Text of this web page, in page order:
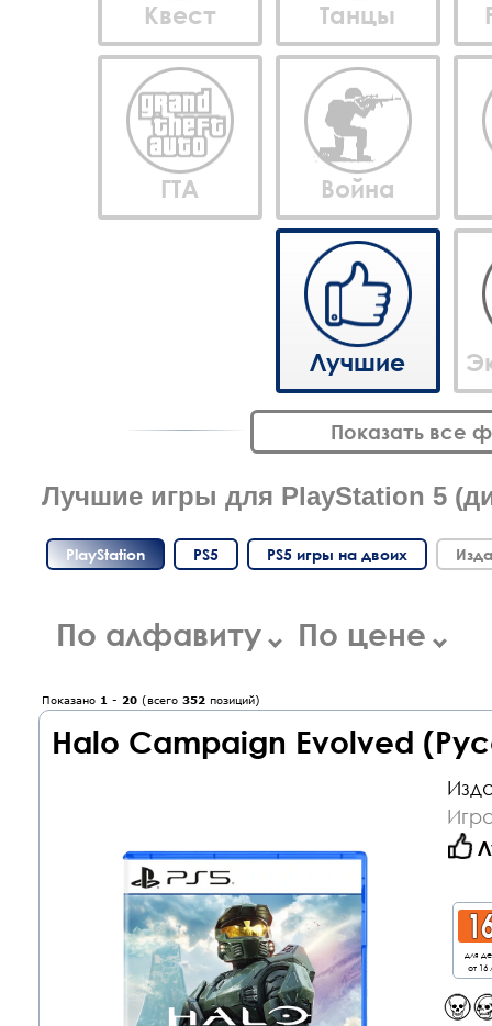
Квест Танцы
ГТА Война
Лучшие
Показать все
Лучшие игры для PlayStation 5
PlayStation PS5 PS5 игры на двоих
По алфавиту По цене
Показано 1 - 20 (всего 352 позиций)
Halo Campaign Evolved
для
от 16